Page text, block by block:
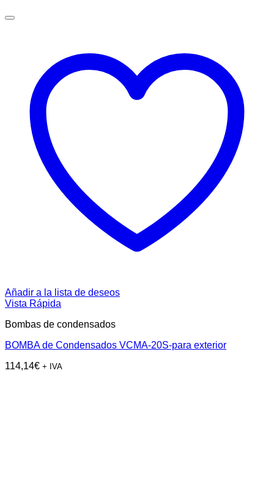
Añadir a la lista de deseos
Vista Rápida
Bombas de condensados
BOMBA de Condensados VCMA-20S-para exterior
114,14€ + IVA